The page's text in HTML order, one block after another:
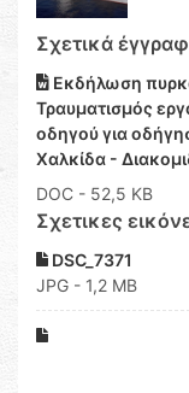
Σχετικά
Εκδήλωση
Τραυματισμός
οδηγού για
Χαλκίδα -
DOC - 52,5 KB
Σχετικες
DSC_7371
JPG - 1,2 MB